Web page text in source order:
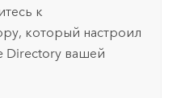
к
который настроил
Directoryвашей